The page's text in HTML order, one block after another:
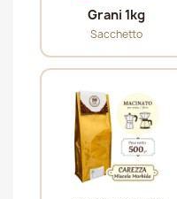
Grani 1kg
Sacchetto